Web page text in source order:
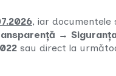
, iar
→
sau direct la